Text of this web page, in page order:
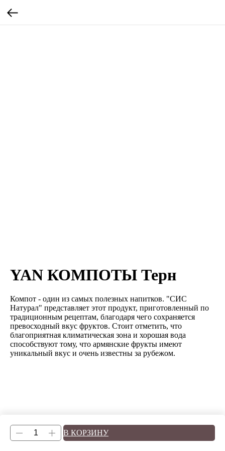
YAN КОМПОТЫ Терн
В КОРЗИНУ
Компот - один из самых полезных напитков. "СИС
Натурал" представляет этот продукт, приготовленный по
традиционным рецептам, благодаря чего сохраняется
превосходный вкус фруктов. Стоит отметить, что
благоприятная климатическая зона и хорошая вода
способствуют тому, что армянские фрукты имеют
уникальный вкус и очень известны за рубежом.